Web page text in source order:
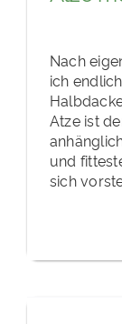
Nach
ich
Atze ist
und
sich